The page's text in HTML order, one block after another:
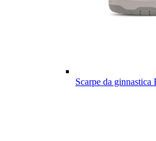
Scarpe da ginnastica